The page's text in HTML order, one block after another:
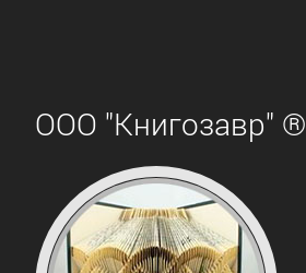
ООО "Книгозавр" ®